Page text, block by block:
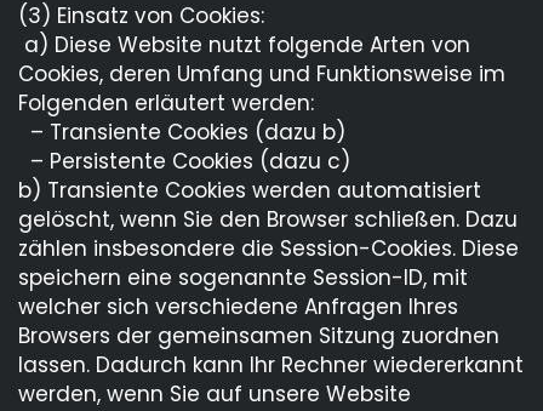
(3) Einsatz von Cookies:
a) Diese Website nutzt folgende Arten von
Cookies, deren Umfang und Funktionsweise im
Folgenden erläutert werden:
– Transiente Cookies (dazu b)
– Persistente Cookies (dazu c)
b) Transiente Cookies werden automatisiert
gelöscht, wenn Sie den Browser schließen. Dazu
zählen insbesondere die Session-Cookies. Diese
speichern eine sogenannte Session-ID, mit
welcher sich verschiedene Anfragen Ihres
Browsers der gemeinsamen Sitzung zuordnen
lassen. Dadurch kann Ihr Rechner wiedererkannt
werden, wenn Sie auf unsere Website